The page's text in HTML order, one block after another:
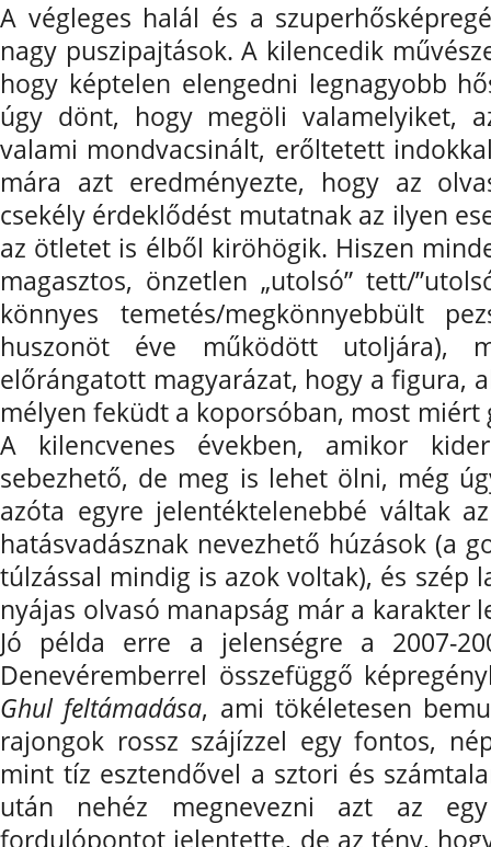
A végleges halál és a
nagy puszipajtások. A kilencedik
hogy képtelen elengedni legnagyobb
úgy dönt, hogy megöli valamelyiket,
valami mondvacsinált, erőltetett
mára azt eredményezte, hogy az
csekély érdeklődést mutatnak az ilyen
az ötletet is élből kiröhögik. Hiszen
magasztos, önzetlen „utolsó” tett/
könnyes temetés/megkönnyebbült
huszonöt éve működött utoljára),
előrángatott magyarázat, hogy a figura,
mélyen feküdt a koporsóban, most
A kilencvenes években, amikor
sebezhető, de meg is lehet ölni, még
azóta egyre jelentéktelenebbé váltak
hatásvadásznak nevezhető húzások (a
túlzással mindig is azok voltak), és szép
nyájas olvasó manapság már a karakter
Jó példa erre a jelenségre a 2007-
Denevéremberrel összefüggő
Ghul feltámadása, ami tökéletesen
rajongok rossz szájízzel egy fontos,
mint tíz esztendővel a sztori és
után nehéz megnevezni azt az
fordulópontot jelentette, de az tény,